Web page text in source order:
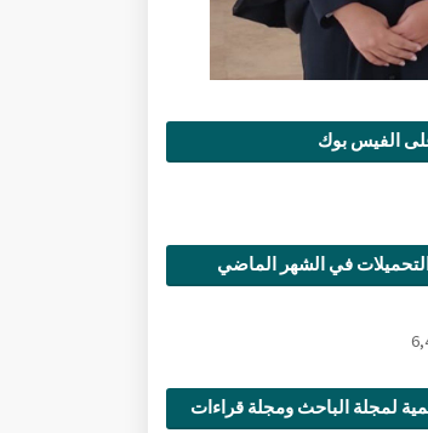
الفيس بوك
في الشهر الماضي
لمجلة الباحث ومجلة قراءات